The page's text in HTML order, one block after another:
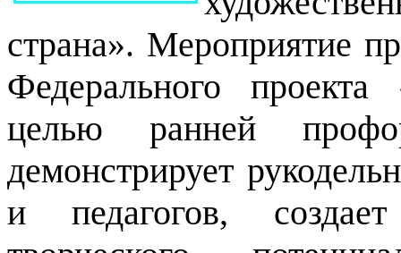
страна». Мероприятие
Федерального
целью ранней
демонстрирует
и педагогов,